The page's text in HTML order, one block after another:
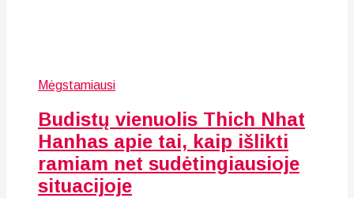
Mėgstamiausi
Budistų vienuolis Thich Nhat
Hanhas apie tai, kaip išlikti
ramiam net sudėtingiausioje
situacijoje